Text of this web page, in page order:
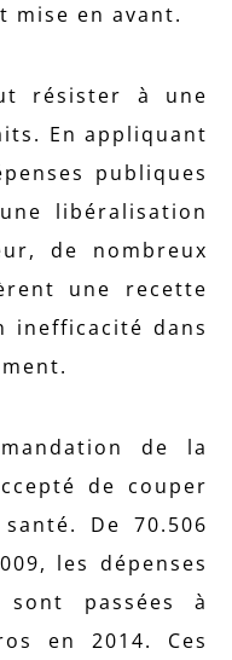
mise en avant.
résister à une
En appliquant
publiques
libéralisation
de nombreux
une recette
inefficacité dans
de la
de couper
De 70.506
les dépenses
passées à
en 2014. Ces